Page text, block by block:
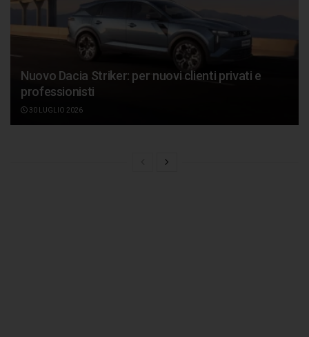
Nuovo Dacia Striker: per nuovi clienti privati e
professionisti
30 LUGLIO 2026